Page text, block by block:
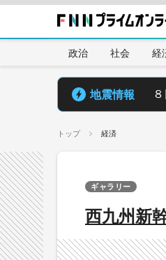
政治 社会 経
地震情報 ８
トップ 経済
西九州新
ギャラリー